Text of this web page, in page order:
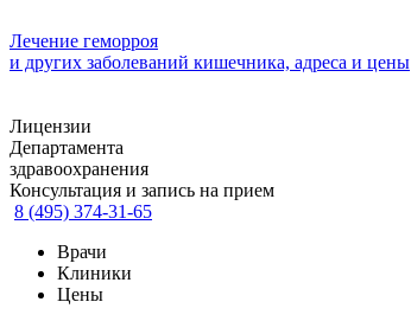
Лечение геморроя
и других заболеваний кишечника, адреса и цены
Лицензии
Департамента
здравоохранения
Консультация и запись на прием
8 (495) 374-31-65
Врачи
Клиники
Цены